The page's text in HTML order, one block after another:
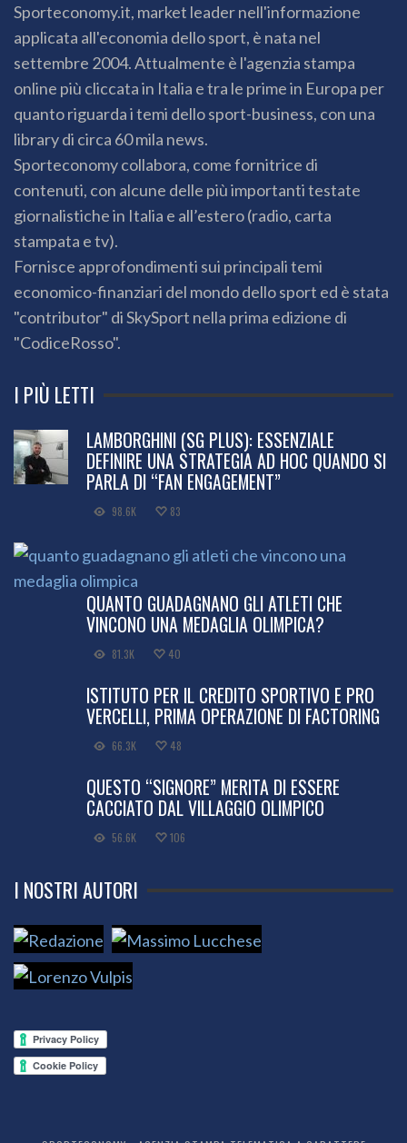
Sporteconomy.it, market leader nell'informazione
applicata all'economia dello sport, è nata nel
settembre 2004. Attualmente è l'agenzia stampa
online più cliccata in Italia e tra le prime in Europa per
quanto riguarda i temi dello sport-business, con una
library di circa 60 mila news.
Sporteconomy collabora, come fornitrice di
contenuti, con alcune delle più importanti testate
giornalistiche in Italia e all’estero (radio, carta
stampata e tv).
Fornisce approfondimenti sui principali temi
economico-finanziari del mondo dello sport ed è stata
"contributor" di SkySport nella prima edizione di
"CodiceRosso".
I PIÙ LETTI
LAMBORGHINI (SG PLUS): ESSENZIALE
DEFINIRE UNA STRATEGIA AD HOC QUANDO SI
PARLA DI “FAN ENGAGEMENT”
98.6K 83
QUANTO GUADAGNANO GLI ATLETI CHE
VINCONO UNA MEDAGLIA OLIMPICA?
81.3K 40
ISTITUTO PER IL CREDITO SPORTIVO E PRO
VERCELLI, PRIMA OPERAZIONE DI FACTORING
66.3K 48
QUESTO “SIGNORE” MERITA DI ESSERE
CACCIATO DAL VILLAGGIO OLIMPICO
56.6K 106
I NOSTRI AUTORI